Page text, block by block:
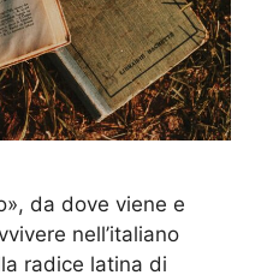
da dove viene e
nell’italiano
radice latina di